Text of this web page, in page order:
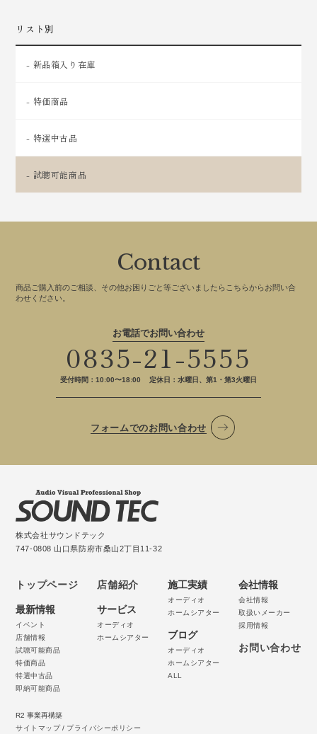
リスト別
- 新品箱入り在庫
- 特価商品
- 特選中古品
- 試聴可能商品
Contact
商品ご購入前のご相談、その他お困りごと等ございましたらこちらからお問い合
わせください。
お電話でお問い合わせ
0835-21-5555
受付時間：10:00〜18:00 定休日：水曜日、第1・第3火曜日
フォームでのお問い合わせ
株式会社サウンドテック
747-0808 山口県防府市桑山2丁目11-32
トップページ
最新情報
イベント
店舗情報
試聴可能商品
特価商品
特選中古品
即納可能商品
店舗紹介
サービス
オーディオ
ホームシアター
施工実績
オーディオ
ホームシアター
ブログ
オーディオ
ホームシアター
ALL
会社情報
会社情報
取扱いメーカー
採用情報
お問い合わせ
R2 事業再構築
サイトマップ/ プライバシーポリシー